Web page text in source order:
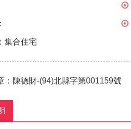
集合住宅
： 陳德財-(94)北縣字第001159號